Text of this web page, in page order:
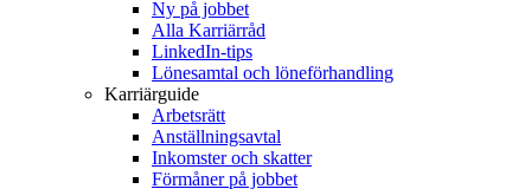
Ny på jobbet
Alla Karriärråd
LinkedIn-tips
Lönesamtal och löneförhandling
Karriärguide
Arbetsrätt
Anställningsavtal
Inkomster och skatter
Förmåner på jobbet